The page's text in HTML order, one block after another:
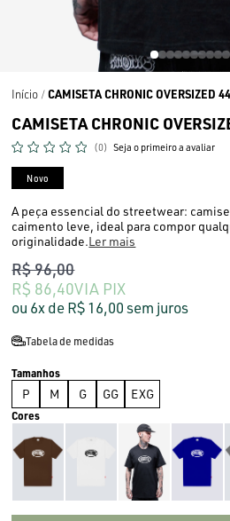
Início CAMISETA CHRONIC OVERSIZED
CAMISETA CHRONIC
(0) Seja o primeiro a avaliar
Novo
A peça essencial do streetwear:
caimento leve, ideal para compor
originalidade.Ler mais
R$ 86,40VIA PIX
R$ 96,00
6x R$ 16,00sem juros
Tabela de medidas
P M G GG EXG